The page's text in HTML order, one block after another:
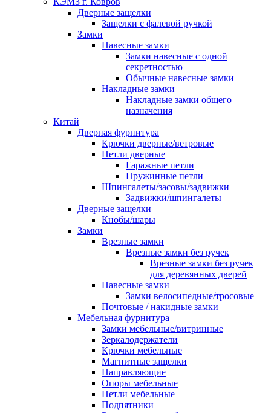
Дверные защелки
Защелки с фалевой ручкой
Замки
Навесные замки
Замки навесные с одной
секретностью
Обычные навесные замки
Накладные замки
Накладные замки общего
назначения
Китай
Дверная фурнитура
Крючки дверные/ветровые
Петли дверные
Гаражные петли
Пружинные петли
Шпингалеты/засовы/задвижки
Задвижки/шпингалеты
Дверные защелки
Кнобы/шары
Замки
Врезные замки
Врезные замки без ручек
Врезные замки без ручек
для деревянных дверей
Навесные замки
Замки велосипедные/тросовые
Почтовые / накидные замки
Мебельная фурнитура
Замки мебельные/витринные
Зеркалодержатели
Крючки мебельные
Магнитные защелки
Направляющие
Опоры мебельные
Петли мебельные
Подпятники